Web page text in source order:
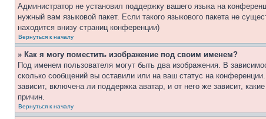
Администратор не установил поддержку вашего языка на
нужный вам языковой пакет. Если такого языкового пакета не
находится внизу страниц конференции)
Вернуться к началу
» Как я могу поместить изображение под своим именем?
Под именем пользователя могут быть два изображения. В
сколько сообщений вы оставили или на ваш статус на
зависит, включена ли поддержка аватар, и от него же зависит,
причин.
Вернуться к началу